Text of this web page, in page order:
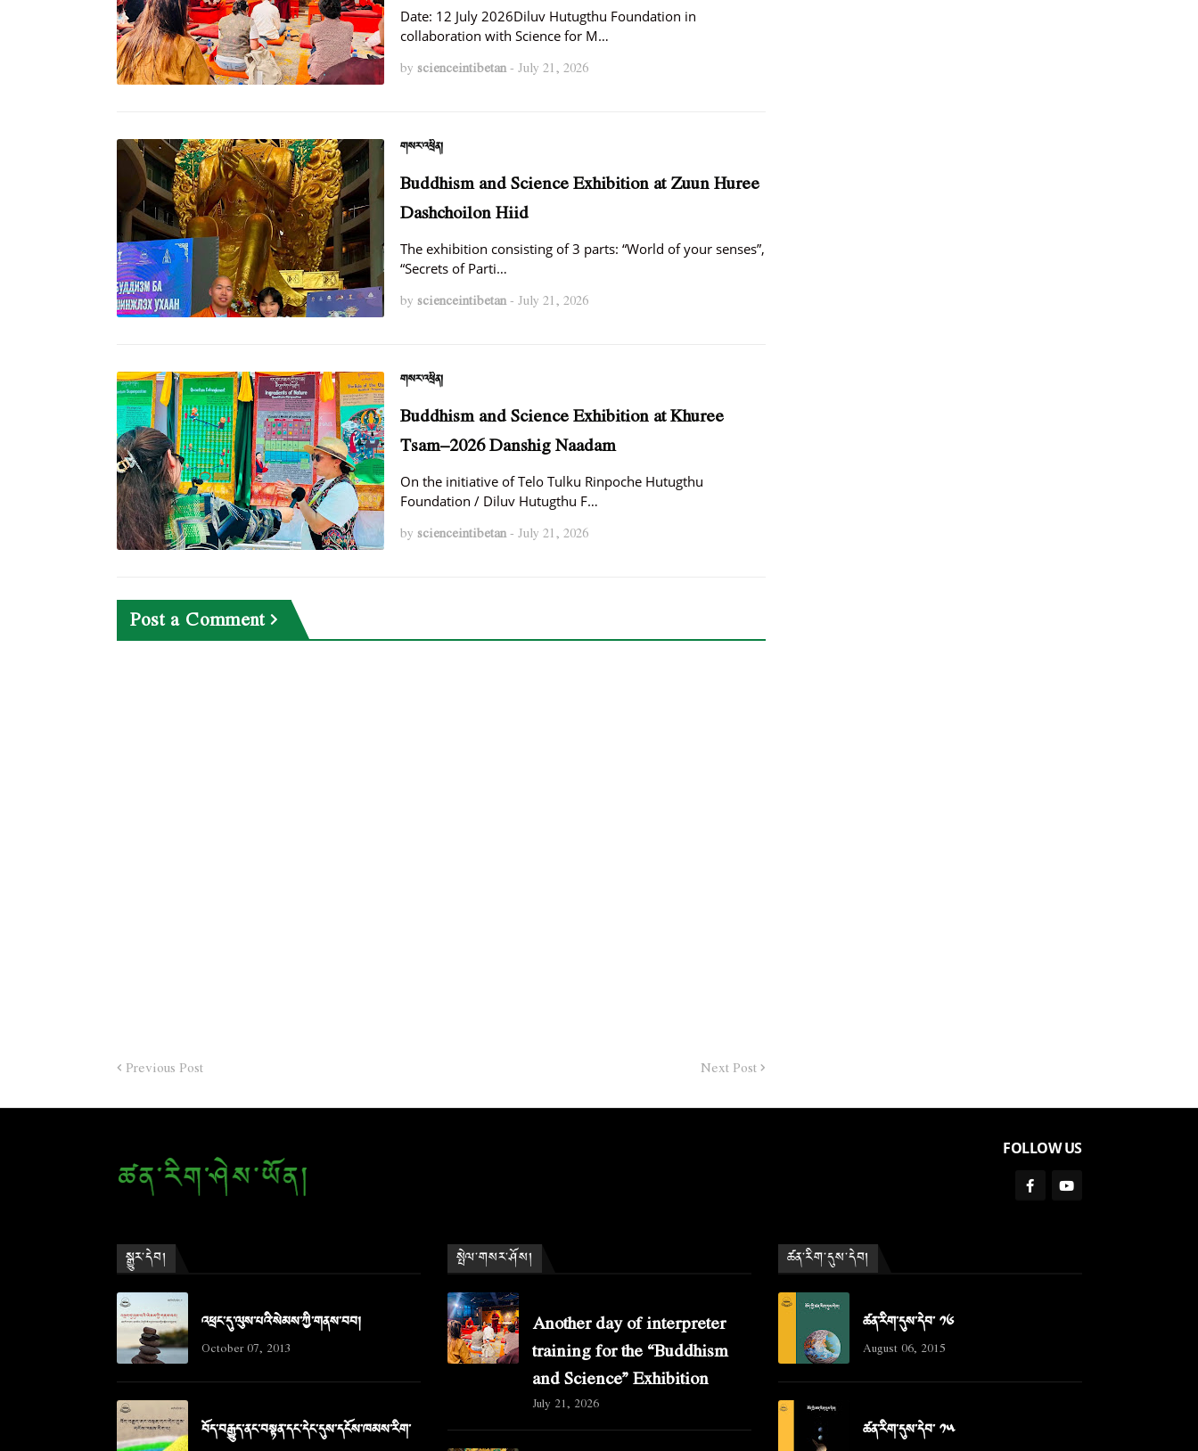
Date: 12 July 2026Diluv Hutugthu Foundation in
collaboration with Science for M…
by scienceintibetan - July 21, 2026
གསར་འཕྲིན།
Buddhism and Science Exhibition at Zuun Huree
Dashchoilon Hiid
The exhibition consisting of 3 parts: “World of your senses”,
“Secrets of Parti…
by scienceintibetan - July 21, 2026
གསར་འཕྲིན།
Buddhism and Science Exhibition at Khuree
Tsam–2026 Danshig Naadam
On the initiative of Telo Tulku Rinpoche Hutugthu
Foundation / Diluv Hutugthu F…
by scienceintibetan - July 21, 2026
Post a Comment
Previous Post Next Post
FOLLOW US
སྒྱུར་དེབ།
འཕྲང་དུ་ལུས་པའི་སེམས་ཀྱི་གནས་བབ།
October 07, 2013
བོད་བརྒྱུད་ནང་བསྟན་དང་དེང་དུས་དངོས་ཁམས་རིག་
སྤེལ་གསར་ཤོས།
Another day of interpreter
training for the “Buddhism
and Science” Exhibition
July 21, 2026
ཚན་རིག་དུས་དེབ།
ཚན་རིག་དུས་དེབ་ ༡༦
August 06, 2015
ཚན་རིག་དུས་དེབ་ ༡༥